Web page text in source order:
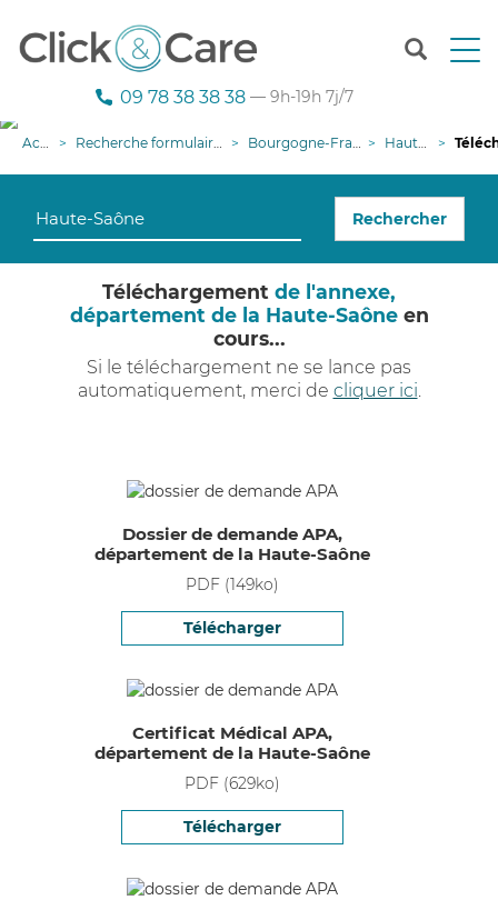
T
l
n
a
i
g
09 78 38 38 38 — 9h-19h 7j/7
Accueil Recherche formulaire demande APA Bourgogne-Franche-Comté Haute-Saône
Rechercher
Téléchargement de l'annexe,
département de la Haute-Saôneen
cours...
Si le téléchargement ne se lance pas
automatiquement, merci de cliquer ici.
Dossier de demande APA,
département de la Haute-Saône
PDF (149ko)
Télécharger
Certificat Médical APA,
département de la Haute-Saône
PDF (629ko)
Télécharger